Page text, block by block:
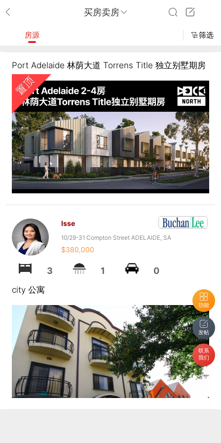
买房卖房
功能
发帖
联系
我们
房源 筛选
Port Adelaide 林荫大道 Torrens Title 独立别墅期房
Isse
10/29-31 Compton Street ADELAIDE, SA
$380,000
3 1 0
city 公寓